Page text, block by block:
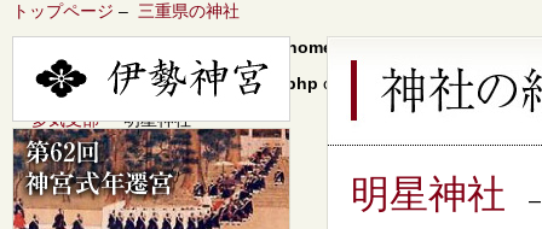
トップページ – 三重県の神社
/home/xs046278/mie-
content/themes/jinja2022/header.php on line
64
–多気支部– 明星神社
明星神社